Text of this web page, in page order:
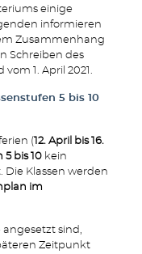
einige
informieren
Zusammenhang
Schreiben des
1. April 2021.
5 bis 10
(12. April bis 16.
5 bis 10kein
Die Klassen werden
im
angesetzt sind,
Zeitpunkt